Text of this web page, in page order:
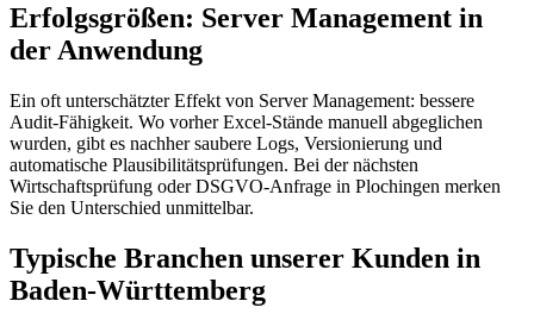
Erfolgsgrößen: Server Management in
der Anwendung
Ein oft unterschätzter Effekt von Server Management: bessere
Audit-Fähigkeit. Wo vorher Excel-Stände manuell abgeglichen
wurden, gibt es nachher saubere Logs, Versionierung und
automatische Plausibilitätsprüfungen. Bei der nächsten
Wirtschaftsprüfung oder DSGVO-Anfrage in Plochingen merken
Sie den Unterschied unmittelbar.
Typische Branchen unserer Kunden in
Baden-Württemberg